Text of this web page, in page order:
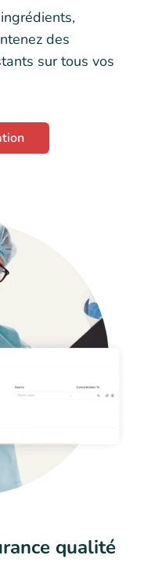
des
sur tous vos
qualité